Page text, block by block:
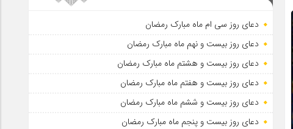
دعای روز سی ام ماه مبارک رمضان
دعای روز بیست و نهم ماه مبارک رمضان
دعای روز بیست و هشتم ماه مبارک رمضان
دعای روز بیست و هفتم ماه مبارک رمضان
دعای روز بیست و ششم ماه مبارک رمضان
دعای روز بیست و پنجم ماه مبارک رمضان